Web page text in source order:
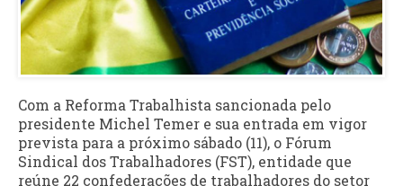
Com a Reforma Trabalhista sancionada pelo
presidente Michel Temer e sua entrada em vigor
prevista para a próximo sábado (11), o Fórum
Sindical dos Trabalhadores (FST), entidade que
reúne 22 confederações de trabalhadores do setor